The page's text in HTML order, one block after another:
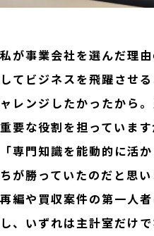
私が事業会社を選んだ理
してビジネスを飛躍させ
ャレンジしたかったから
重要な役割を担っていま
「専門知識を能動的に活
ちが勝っていたのだと思
再編や買収案件の第一人
し、いずれは主計室だけ